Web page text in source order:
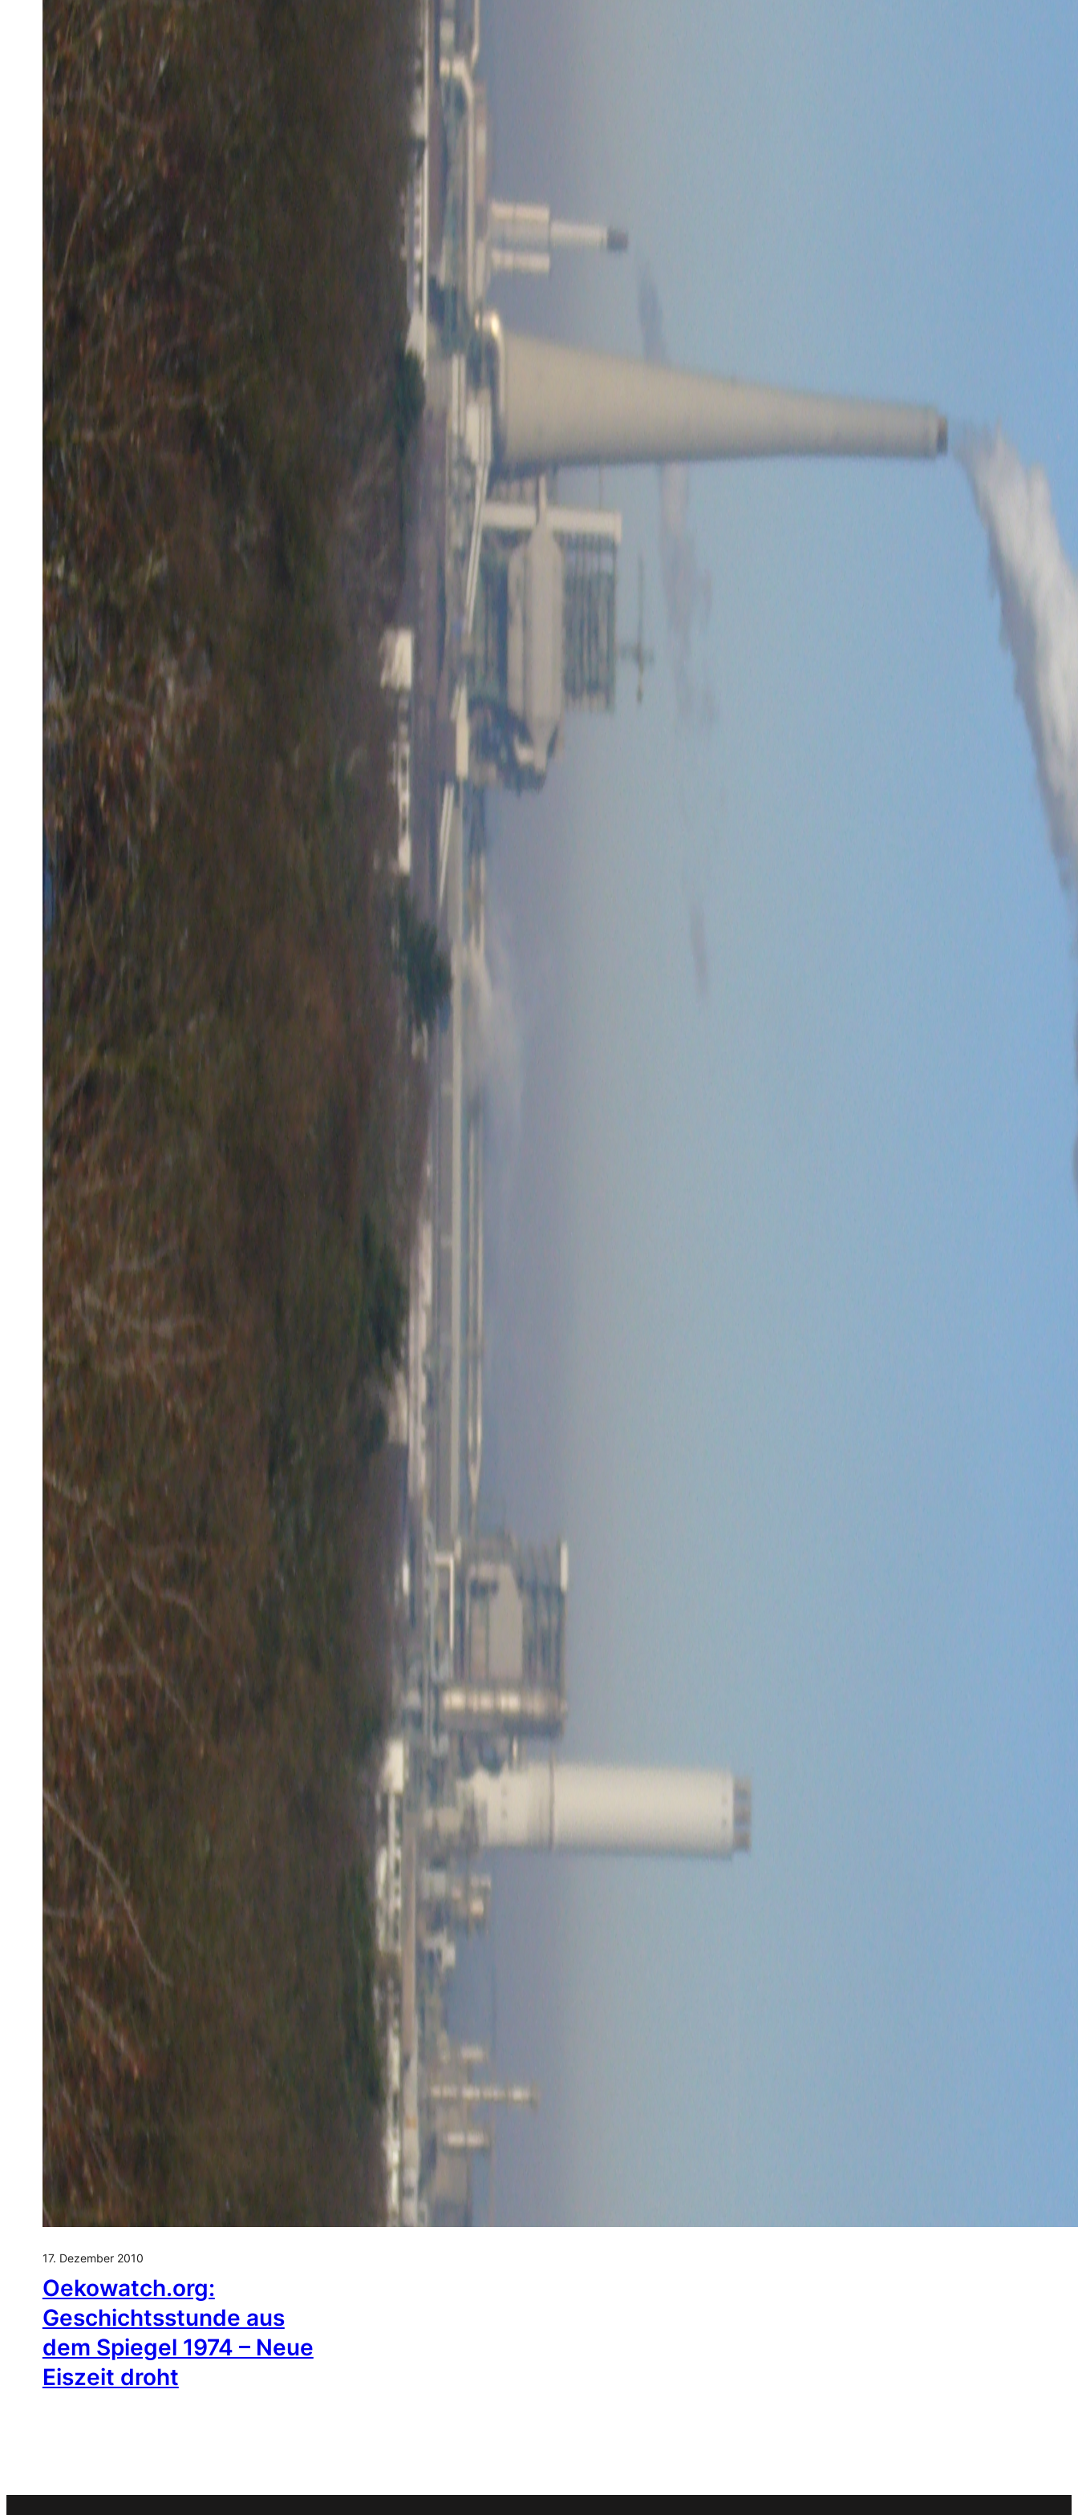
17. Dezember 2010
Oekowatch.org:
Geschichtsstunde aus
dem Spiegel 1974 – Neue
Eiszeit droht